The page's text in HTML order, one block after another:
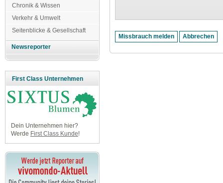
Chronik & Wissen
Verkehr & Umwelt
Seitenblicke & Gesellschaft
Newsreporter
First Class Unternehmen
Dein Unternehmen hier?
Werde First Class Kunde!